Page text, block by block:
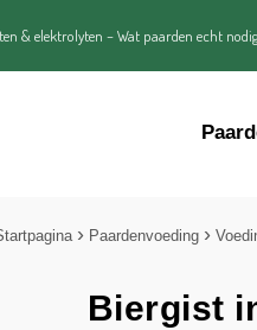
& elektrolyten – Wat paarden echt
Paardenvoeding
Biergist